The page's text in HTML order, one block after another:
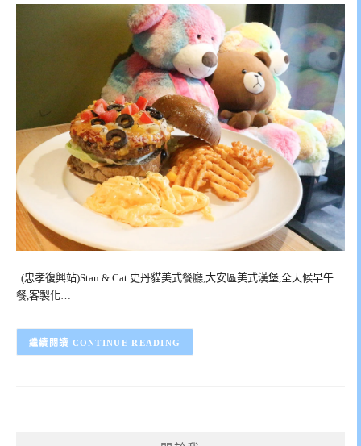
(忠孝復興站)Stan & Cat 史丹貓美式餐廳,大安區美式漢堡,全天候早午
餐,客製化…
CONTINUE READING